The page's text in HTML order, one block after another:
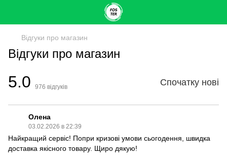
Відгуки про магазин
Відгуки про магазин
5.0 976 відгуків Спочатку нові
Олена
03.02.2026 в 22:39
Найкращий сервіс! Попри кризові умови сьогодення, швидка
доставка якісного товару. Щиро дякую!